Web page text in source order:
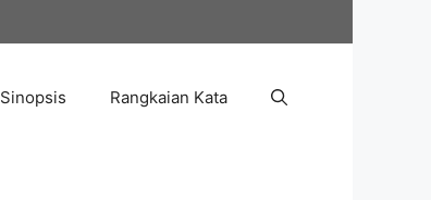
Sinopsis Rangkaian Kata